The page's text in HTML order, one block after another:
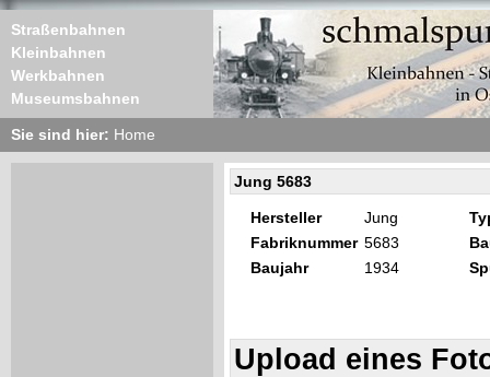
Straßenbahnen
Kleinbahnen
Werkbahnen
Museumsbahnen
Sie sind hier: Home
Jung 5683
Hersteller Jung
Fabriknummer 5683
Baujahr
1934
Upload eines